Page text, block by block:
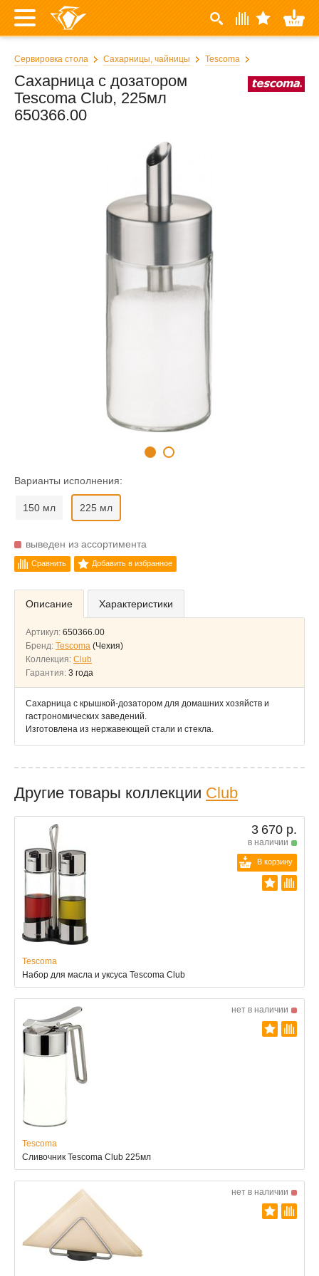
Сервировка стола Сахарницы, чайницы Tescoma
Сахарница с дозатором
Tescoma Club, 225мл
650366.00
Варианты исполнения:
150 мл 225 мл
выведен из ассортимента
Сравнить Добавить в избранное
Описание Характеристики
Артикул: 650366.00
Бренд: Tescoma (Чехия)
Коллекция: Club
Гарантия: 3 года
Сахарница с крышкой-дозатором для домашних хозяйств и
гастрономических заведений.
Изготовлена из нержавеющей стали и стекла.
Другие товары коллекции Club
3 670 р.
в наличии
В корзину
Tescoma
Набор для масла и уксуса Tescoma Club
нет в наличии
Tescoma
Сливочник Tescoma Club 225мл
нет в наличии